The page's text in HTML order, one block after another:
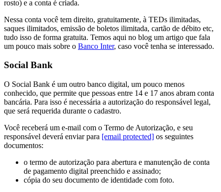
rosto) e a conta é criada.
Nessa conta você tem direito, gratuitamente, à TEDs ilimitadas,
saques ilimitados, emissão de boletos ilimitada, cartão de débito etc,
tudo isso de forma gratuita. Temos aqui no blog um artigo que fala
um pouco mais sobre o Banco Inter, caso você tenha se interessado.
Social Bank
O Social Bank é um outro banco digital, um pouco menos
conhecido, que permite que pessoas entre 14 e 17 anos abram conta
bancária. Para isso é necessária a autorização do responsável legal,
que será requerida durante o cadastro.
Você receberá um e-mail com o Termo de Autorização, e seu
responsável deverá enviar para [email protected] os seguintes
documentos:
o termo de autorização para abertura e manutenção de conta
de pagamento digital preenchido e assinado;
cópia do seu documento de identidade com foto.